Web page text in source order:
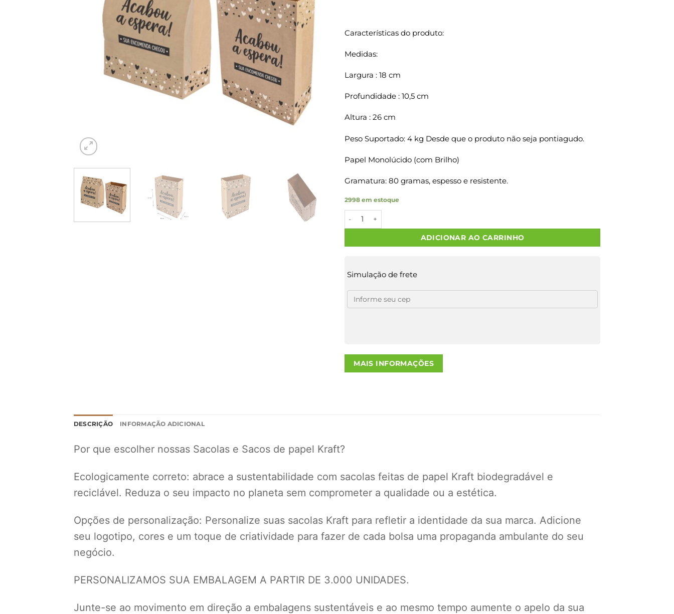
Características do produto:
Medidas:
Largura : 18 cm
Profundidade : 10,5 cm
Altura : 26 cm
Peso Suportado: 4 kg Desde que o produto não seja pontiagudo.
Papel Monolúcido (com Brilho)
Gramatura: 80 gramas, espesso e resistente.
2998 em estoque
Sacos Papel Kraft ACABOU A ESPERA P 18x10,5x27 1000 Un. quantidade
ADICIONAR AO CARRINHO
Simulação de frete
MAIS INFORMAÇÕES
DESCRIÇÃO INFORMAÇÃO ADICIONAL
Por que escolher nossas Sacolas e Sacos de papel Kraft?
Ecologicamente correto: abrace a sustentabilidade com sacolas feitas de papel Kraft biodegradável e
reciclável. Reduza o seu impacto no planeta sem comprometer a qualidade ou a estética.
Opções de personalização: Personalize suas sacolas Kraft para refletir a identidade da sua marca. Adicione
seu logotipo, cores e um toque de criatividade para fazer de cada bolsa uma propaganda ambulante do seu
negócio.
PERSONALIZAMOS SUA EMBALAGEM A PARTIR DE 3.000 UNIDADES.
Junte-se ao movimento em direção a embalagens sustentáveis e ao mesmo tempo aumente o apelo da sua